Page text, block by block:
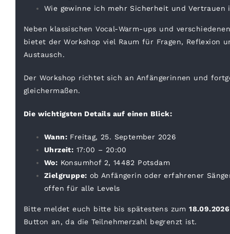
Wie gewinne ich mehr Sicherheit und Vertrauen
Neben klassischen Vocal-Warm-ups und
bietet der Workshop viel Raum für Fragen, Reflexion
Austausch.
Der Workshop richtet sich an Anfängerinnen und
gleichermaßen.
Die wichtigsten Details auf einen Blick:
Wann:Freitag, 25. September 2026
Uhrzeit: 17:00 – 20:00
Wo: Konsumhof 2, 14482 Potsdam
Zielgruppe: ob Anfängerin oder erfahrener
offen für alle Levels
Bitte meldet euch bitte bis spätestens zum
Button an, da die Teilnehmerzahl begrenzt ist.